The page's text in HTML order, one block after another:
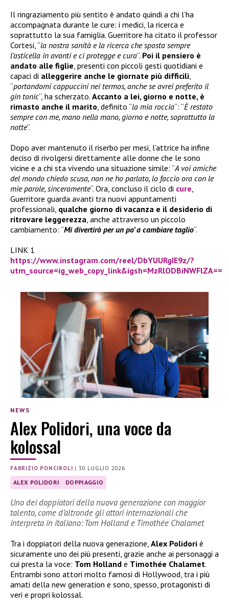
Il ringraziamento più sentito è andato quindi a chi l’ha
accompagnata durante le cure: i medici, la ricerca e
soprattutto la sua famiglia. Guerritore ha citato il professor
Cortesi, “la nostra sanità e la ricerca che sposta sempre
l’asticella in avanti e ci protegge e cura“. Poi il pensiero è
andato alle figlie, presenti con piccoli gesti quotidiani e
capaci di alleggerire anche le giornate più difficili,
“portandomi cappuccini nei termos, anche se avrei preferito il
gin tonic“, ha scherzato. Accanto a lei, giorno e notte, è
rimasto anche il marito, definito “la mia roccia“: “È restato
sempre con me, mano nella mano, giorno e notte, soprattutto la
notte“.
Dopo aver mantenuto il riserbo per mesi, l’attrice ha infine
deciso di rivolgersi direttamente alle donne che le sono
vicine e a chi sta vivendo una situazione simile: “A voi amiche
del mondo chiedo scusa, non ne ho parlato, lo faccio ora con le
mie parole, sinceramente“. Ora, concluso il ciclo di cure,
Guerritore guarda avanti tra nuovi appuntamenti
professionali, qualche giorno di vacanza e il desiderio di
ritrovare leggerezza, anche attraverso un piccolo
cambiamento: “Mi divertirò per un po’ a cambiare taglio“.
LINK 1
https://www.instagram.com/reel/DbYUURgIE9z/?
utm_source=ig_web_copy_link&igsh=MzRlODBiNWFlZA==
NEWS
Alex Polidori, una voce da
kolossal
FABRIZIO PONCIROLI | 30 LUGLIO 2026
ALEX POLIDORI DOPPIAGGIO
Uno dei doppiatori della nuova generazione con maggior
talento, come d’altronde gli attori internazionali che
interpreta in italiano: Tom Holland e Timothée Chalamet
Tra i doppiatori della nuova generazione, Alex Polidori è
sicuramente uno dei più presenti, grazie anche ai personaggi a
cui presta la voce: Tom Holland e Timothée Chalamet.
Entrambi sono attori molto famosi di Hollywood, tra i più
amati della new generation e sono, spesso, protagonisti di
veri e propri kolossal.